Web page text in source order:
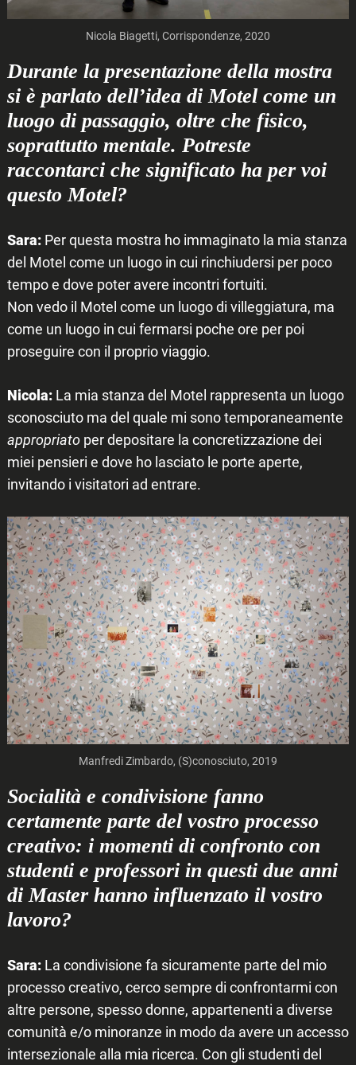
Nicola Biagetti, Corrispondenze, 2020
Durante la presentazione della mostra
si è parlato dell’idea di Motel come un
luogo di passaggio, oltre che fisico,
soprattutto mentale. Potreste
raccontarci che significato ha per voi
questo Motel?
Sara: Per questa mostra ho immaginato la mia stanza
del Motel come un luogo in cui rinchiudersi per poco
tempo e dove poter avere incontri fortuiti.
Non vedo il Motel come un luogo di villeggiatura, ma
come un luogo in cui fermarsi poche ore per poi
proseguire con il proprio viaggio.
Nicola: La mia stanza del Motel rappresenta un luogo
sconosciuto ma del quale mi sono temporaneamente
appropriato per depositare la concretizzazione dei
miei pensieri e dove ho lasciato le porte aperte,
invitando i visitatori ad entrare.
Manfredi Zimbardo, (S)conosciuto, 2019
Socialità e condivisione fanno
certamente parte del vostro processo
creativo: i momenti di confronto con
studenti e professori in questi due anni
di Master hanno influenzato il vostro
lavoro?
Sara: La condivisione fa sicuramente parte del mio
processo creativo, cerco sempre di confrontarmi con
altre persone, spesso donne, appartenenti a diverse
comunità e/o minoranze in modo da avere un accesso
intersezionale alla mia ricerca. Con gli studenti del
for: